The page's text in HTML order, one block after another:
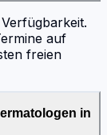
auf
freien
in